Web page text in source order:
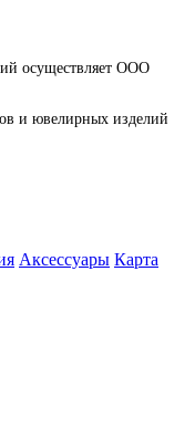
осуществляет ООО
и ювелирных изделий
Аксессуары Карта